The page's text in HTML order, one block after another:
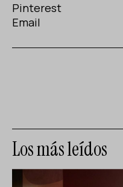
Pinterest
Email
Los más leídos